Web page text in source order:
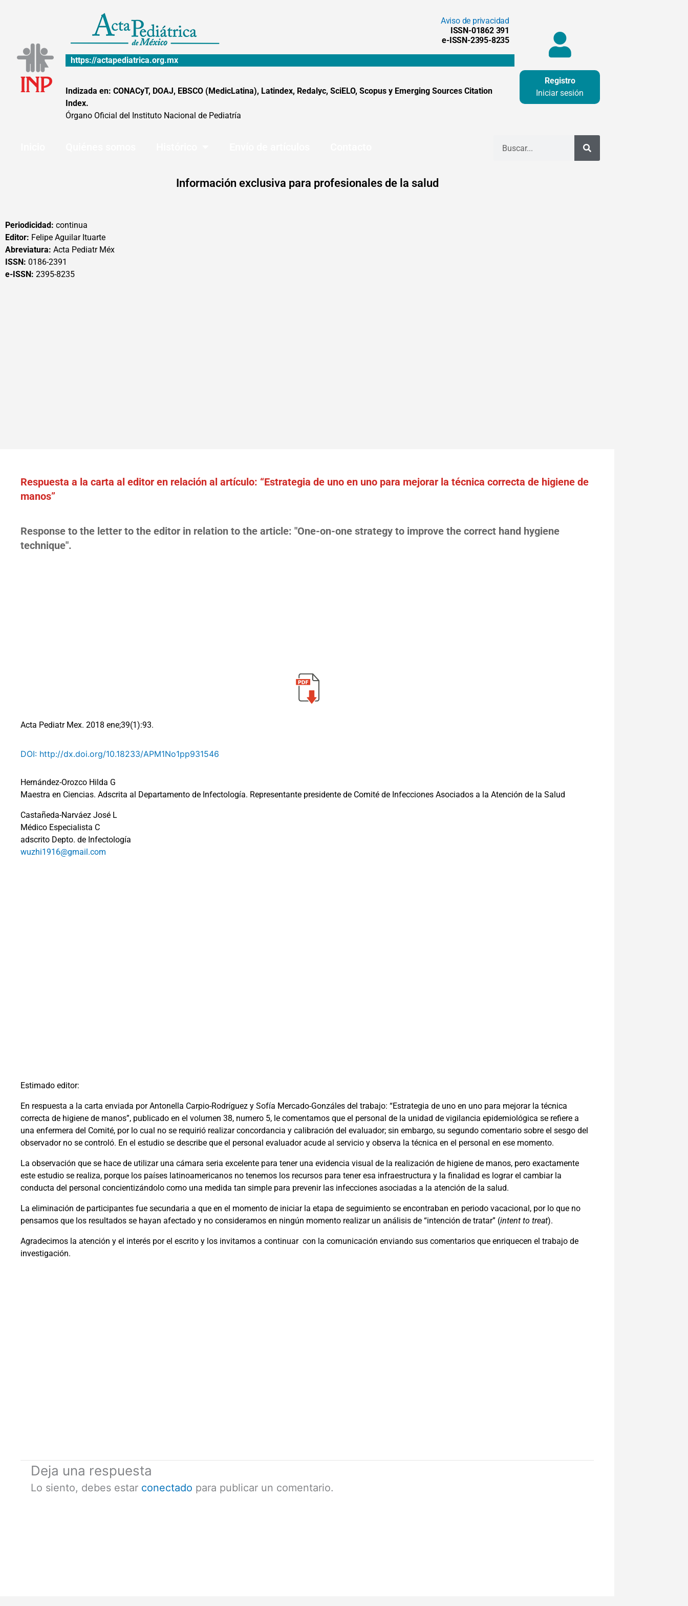
Aviso de privacidad
ISSN-01862 391
e-ISSN-2395-8235
https://actapediatrica.org.mx
Indizada en: CONACyT, DOAJ, EBSCO (MedicLatina), Latindex, Redalyc, SciELO, Scopus y Emerging Sources Citation
Index.
Órgano Oficial del Instituto Nacional de Pediatría
Registro
Iniciar sesión
Información exclusiva para profesionales de la salud
Periodicidad: continua
Editor: Felipe Aguilar Ituarte
Abreviatura: Acta Pediatr Méx
ISSN: 0186-2391
e-ISSN: 2395-8235
Respuesta a la carta al editor en relación al artículo: “Estrategia de uno en uno para mejorar la técnica correcta de higiene de
manos”
Response to the letter to the editor in relation to the article: "One-on-one strategy to improve the correct hand hygiene
technique".
Acta Pediatr Mex. 2018 ene;39(1):93.
DOI: http://dx.doi.org/10.18233/APM1No1pp931546
Hernández-Orozco Hilda G
Maestra en Ciencias. Adscrita al Departamento de Infectología. Representante presidente de Comité de Infecciones Asociados a la Atención de la Salud
Castañeda-Narváez José L
Médico Especialista C
adscrito Depto. de Infectología
wuzhi1916@gmail.com
Estimado editor:
En respuesta a la carta enviada por Antonella Carpio-Rodríguez y Sofía Mercado-Gonzáles del trabajo: “Estrategia de uno en uno para mejorar la técnica
correcta de higiene de manos”, publicado en el volumen 38, numero 5, le comentamos que el personal de la unidad de vigilancia epidemiológica se refiere a
una enfermera del Comité, por lo cual no se requirió realizar concordancia y calibración del evaluador; sin embargo, su segundo comentario sobre el sesgo del
observador no se controló. En el estudio se describe que el personal evaluador acude al servicio y observa la técnica en el personal en ese momento.
La observación que se hace de utilizar una cámara seria excelente para tener una evidencia visual de la realización de higiene de manos, pero exactamente
este estudio se realiza, porque los países latinoamericanos no tenemos los recursos para tener esa infraestructura y la finalidad es lograr el cambiar la
conducta del personal concientizándolo como una medida tan simple para prevenir las infecciones asociadas a la atención de la salud.
La eliminación de participantes fue secundaria a que en el momento de iniciar la etapa de seguimiento se encontraban en periodo vacacional, por lo que no
pensamos que los resultados se hayan afectado y no consideramos en ningún momento realizar un análisis de “intención de tratar” (intent to treat).
Agradecimos la atención y el interés por el escrito y los invitamos a continuar con la comunicación enviando sus comentarios que enriquecen el trabajo de
investigación.
Deja una respuesta
Lo siento, debes estar conectado para publicar un comentario.